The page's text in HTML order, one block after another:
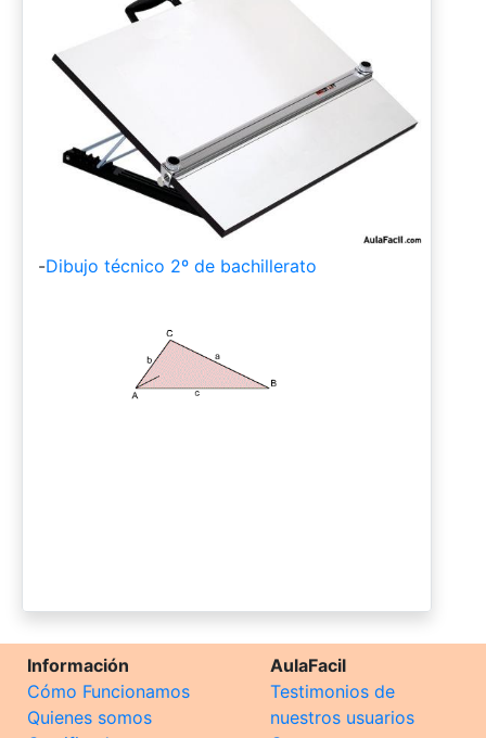
-Dibujo técnico 2º de bachillerato
Información
Cómo Funcionamos
Quienes somos
AulaFacil
Testimonios de
nuestros usuarios